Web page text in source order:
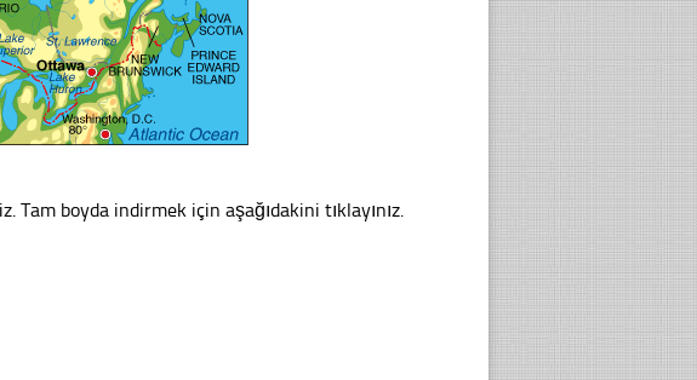
boyda indirmek için aşağıdakini tıklayınız.